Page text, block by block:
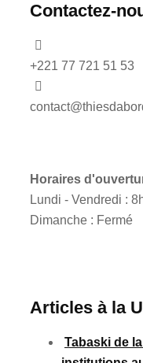
Contactez-
+221 77 721 51 53
Horaires
Lundi - Vendredi :
Dimanche : Fermé
Articles à la
Tabaski de